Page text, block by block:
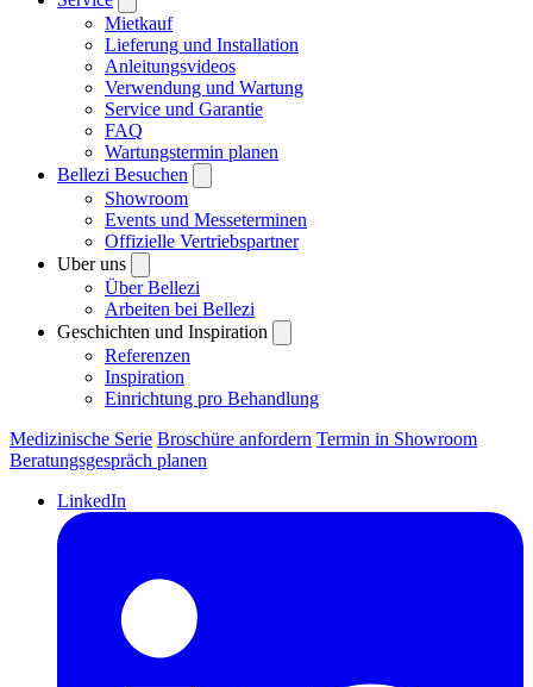
Mietkauf
Lieferung und Installation
Anleitungsvideos
Verwendung und Wartung
Service und Garantie
FAQ
Wartungstermin planen
Bellezi Besuchen
Showroom
Events und Messeterminen
Offizielle Vertriebspartner
Uber uns
Über Bellezi
Arbeiten bei Bellezi
Geschichten und Inspiration
Referenzen
Inspiration
Einrichtung pro Behandlung
Medizinische Serie Broschüre anfordern Termin in Showroom
Beratungsgespräch planen
LinkedIn